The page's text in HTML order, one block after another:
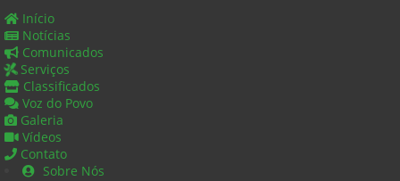
Início
Notícias
Comunicados
Serviços
Classificados
Voz do Povo
Galeria
Vídeos
Contato
Sobre Nós